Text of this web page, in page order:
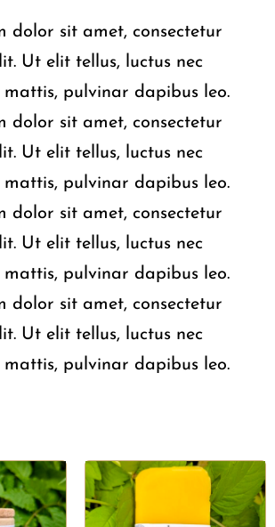
dolor sit amet, consectetur
Ut elit tellus, luctus nec
pulvinar dapibus leo.
dolor sit amet, consectetur
Ut elit tellus, luctus nec
pulvinar dapibus leo.
dolor sit amet, consectetur
Ut elit tellus, luctus nec
pulvinar dapibus leo.
dolor sit amet, consectetur
Ut elit tellus, luctus nec
pulvinar dapibus leo.